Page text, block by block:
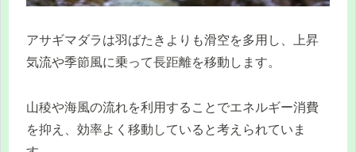
アサギマダラは羽ばたきよりも滑空を多用し、上昇
気流や季節風に乗って長距離を移動します。
山稜や海風の流れを利用することでエネルギー消費
を抑え、効率よく移動していると考えられていま